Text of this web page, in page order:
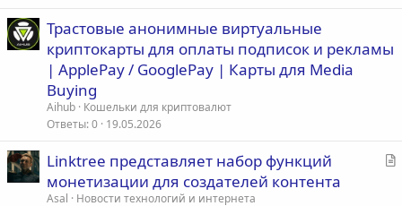
Трастовые анонимные виртуальные
криптокарты для оплаты подписок и рекламы
| ApplePay / GooglePay | Карты для Media
Buying
Aihub Кошельки для криптовалют
Ответы 0 19.05.2026
С
Linktree представляет набор функций
монетизации для создателей контента
Asal Новости технологий и интернета